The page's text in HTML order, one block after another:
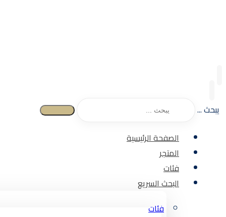
يبحث ...
الصفحة الرئيسية
المتجر
فئات
البحث السريع
فئات